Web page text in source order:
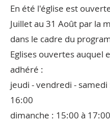
En été l'église est
Juillet au 31 Août par la
dans le cadre du
Eglises ouvertes auquel
adhéré :
jeudi - vendredi - samedi
16:00
dimanche : 15:00 à 17:00